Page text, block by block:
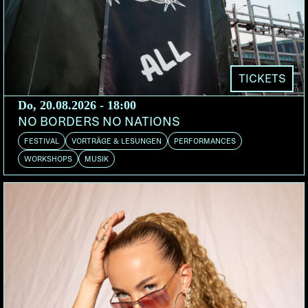
Letztes Jahr wurde in dieser Besetzung die 5-Titel-
EP «Vivir» aufgenommen, die vom hauseigenen
Label der Usine, Urgence Disques, im Rahmen der
Debut-Veröffentlichungen neuer, junger Bands als
Starthilfe für die Suche nach Labels und Konzerten,
herausgegeben wurde. In ihrer Musik verbinden
sich harter, groovender Rock und Metal-Einflüsse,
die in Spanisch gesungenen Texte zu untermalen,
in welchen die Wut auf Ungerechtigkeit und die
TICKETS
Do, 20.08.2026 - 18:00
NO BORDERS NO NATIONS
FESTIVAL VORTRÄGE & LESUNGEN PERFORMANCES
WORKSHOPS MUSIK